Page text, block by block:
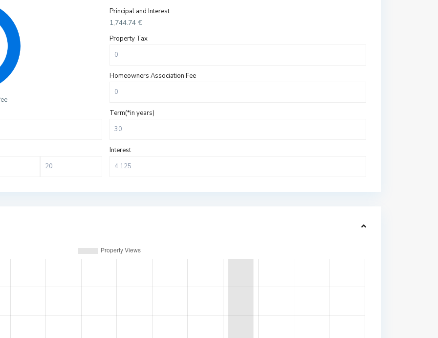
Principal and Interest
1,744.74 €
Property Tax
Homeowners Association Fee
Term(*in years)
Interest